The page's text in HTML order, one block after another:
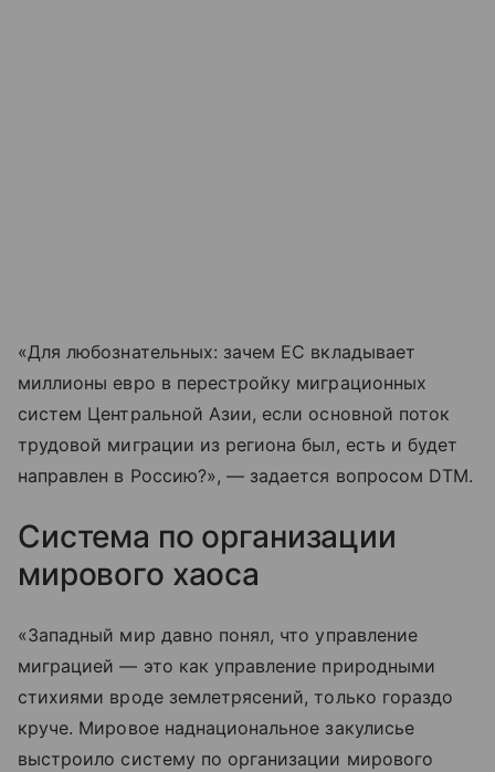
«Для любознательных: зачем ЕС вкладывает
миллионы евро в перестройку миграционных
систем Центральной Азии, если основной поток
трудовой миграции из региона был, есть и будет
направлен в Россию?», — задается вопросом DTM.
Система по организации
мирового хаоса
«Западный мир давно понял, что управление
миграцией — это как управление природными
стихиями вроде землетрясений, только гораздо
круче. Мировое наднациональное закулисье
выстроило систему по организации мирового